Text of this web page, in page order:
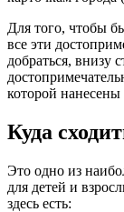
Для того, чтобы
все эти
добраться, внизу
которой
Куда
Это одно из
для детей и
здесь есть: